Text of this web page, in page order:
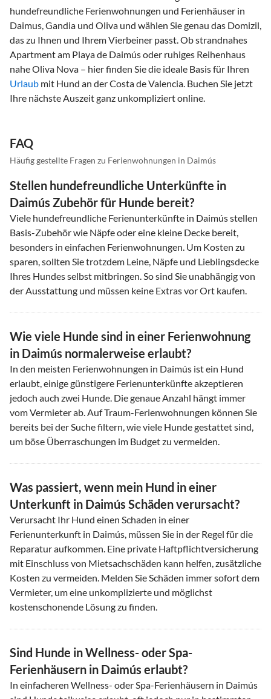
hundefreundliche Ferienwohnungen und Ferienhäuser in
Daimus, Gandia und Oliva und wählen Sie genau das Domizil,
das zu Ihnen und Ihrem Vierbeiner passt. Ob strandnahes
Apartment am Playa de Daimús oder ruhiges Reihenhaus
nahe Oliva Nova – hier finden Sie die ideale Basis für Ihren
Urlaub mit Hund an der Costa de Valencia. Buchen Sie jetzt
Ihre nächste Auszeit ganz unkompliziert online.
FAQ
Häufig gestellte Fragen zu Ferienwohnungen in Daimús
Stellen hundefreundliche Unterkünfte in
Daimús Zubehör für Hunde bereit?
Viele hundefreundliche Ferienunterkünfte in Daimús stellen
Basis-Zubehör wie Näpfe oder eine kleine Decke bereit,
besonders in einfachen Ferienwohnungen. Um Kosten zu
sparen, sollten Sie trotzdem Leine, Näpfe und Lieblingsdecke
Ihres Hundes selbst mitbringen. So sind Sie unabhängig von
der Ausstattung und müssen keine Extras vor Ort kaufen.
Wie viele Hunde sind in einer Ferienwohnung
in Daimús normalerweise erlaubt?
In den meisten Ferienwohnungen in Daimús ist ein Hund
erlaubt, einige günstigere Ferienunterkünfte akzeptieren
jedoch auch zwei Hunde. Die genaue Anzahl hängt immer
vom Vermieter ab. Auf Traum-Ferienwohnungen können Sie
bereits bei der Suche filtern, wie viele Hunde gestattet sind,
um böse Überraschungen im Budget zu vermeiden.
Was passiert, wenn mein Hund in einer
Unterkunft in Daimús Schäden verursacht?
Verursacht Ihr Hund einen Schaden in einer
Ferienunterkunft in Daimús, müssen Sie in der Regel für die
Reparatur aufkommen. Eine private Haftpflichtversicherung
mit Einschluss von Mietsachschäden kann helfen, zusätzliche
Kosten zu vermeiden. Melden Sie Schäden immer sofort dem
Vermieter, um eine unkomplizierte und möglichst
kostenschonende Lösung zu finden.
Sind Hunde in Wellness- oder Spa-
Ferienhäusern in Daimús erlaubt?
In einfacheren Wellness- oder Spa-Ferienhäusern in Daimús